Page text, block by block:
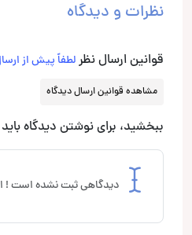
نظرات و دیدگاه
قوانین ارسال نظرلطفاً پیش از
مشاهده قوانین ارسال دیدگاه
ببخشید، برای نوشتن دیدگاه باید
دیدگاهی ثبت نشده است !